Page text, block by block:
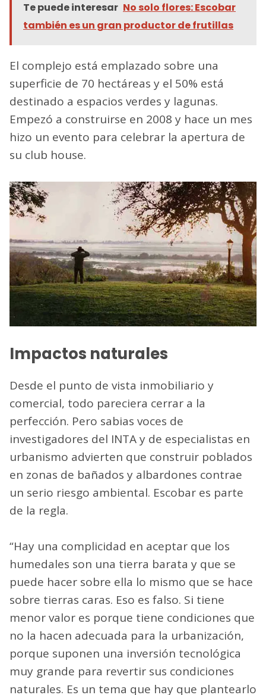
Te puede interesar No solo flores: Escobar
también es un gran productor de frutillas
El complejo está emplazado sobre una
superficie de 70 hectáreas y el 50% está
destinado a espacios verdes y lagunas.
Empezó a construirse en 2008 y hace un mes
hizo un evento para celebrar la apertura de
su club house.
Impactos naturales
Desde el punto de vista inmobiliario y
comercial, todo pareciera cerrar a la
perfección. Pero sabias voces de
investigadores del INTA y de especialistas en
urbanismo advierten que construir poblados
en zonas de bañados y albardones contrae
un serio riesgo ambiental. Escobar es parte
de la regla.
“Hay una complicidad en aceptar que los
humedales son una tierra barata y que se
puede hacer sobre ella lo mismo que se hace
sobre tierras caras. Eso es falso. Si tiene
menor valor es porque tiene condiciones que
no la hacen adecuada para la urbanización,
porque suponen una inversión tecnológica
muy grande para revertir sus condiciones
naturales. Es un tema que hay que plantearlo